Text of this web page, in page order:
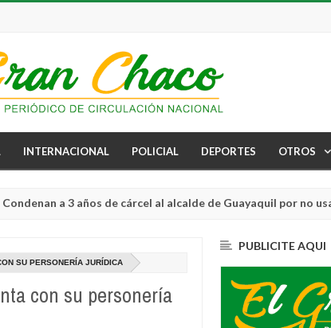
INTERNACIONAL POLICIAL DEPORTES OTROS
a 3 años de cárcel al alcalde de Guayaquil por no usar su
SU PERSONERÍA JURÍDICA
con su personería
PUBLICITE AQUI